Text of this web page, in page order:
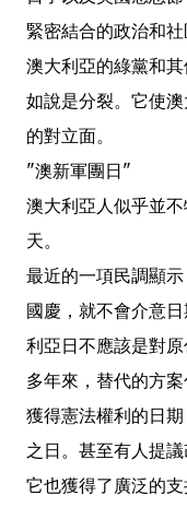
緊密結合的政治和社
澳大利亞的綠黨和
如說是分裂。它使
的對立面。
"澳新軍團日"
澳大利亞人似乎並
天。
最近的一項民調顯
國慶，就不會介意
利亞日不應該是對原
多年來，替代的方
獲得憲法權利的日
之日。甚至有人提
它也獲得了廣泛的支